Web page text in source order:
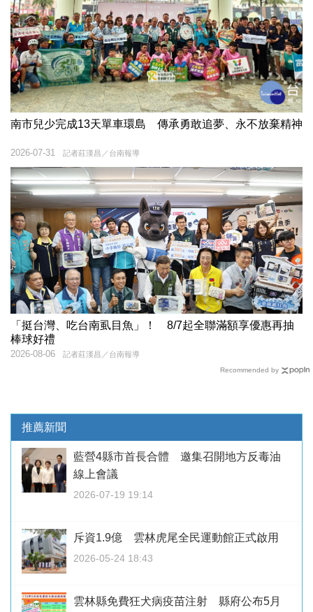
南市兒少完成13天單車環島 傳承勇敢追夢、永不放棄精神
記者莊漢昌／台南報導
2026-07-31
「挺台灣、吃台南虱目魚」！ 8/7起全聯滿額享優惠再抽
棒球好禮
記者莊漢昌／台南報導
2026-08-06
Recommended by
推薦新聞
藍營4縣市首長合體 邀集召開地方反毒油
線上會議
2026-07-19 19:14
斥資1.9億 雲林虎尾全民運動館正式啟用
2026-05-24 18:43
雲林縣免費狂犬病疫苗注射 縣府公布5月